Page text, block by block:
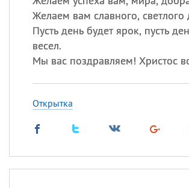
Желаем вам славного, светлого
Пусть день будет ярок, пусть
весел.
Мы вас поздравляем! Христос
Открытка